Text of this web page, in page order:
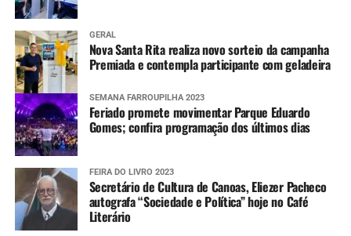
GERAL
Nova Santa Rita realiza novo sorteio da campanha
Premiada e contempla participante com geladeira
SEMANA FARROUPILHA 2023
Feriado promete movimentar Parque Eduardo
Gomes; confira programação dos últimos dias
FEIRA DO LIVRO 2023
Secretário de Cultura de Canoas, Eliezer Pacheco
autografa “Sociedade e Política” hoje no Café
Literário